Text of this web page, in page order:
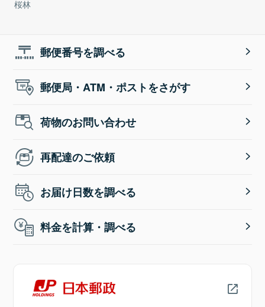
桜林
郵便番号を調べる
郵便局・ATM・ポストをさがす
荷物のお問い合わせ
再配達のご依頼
お届け日数を調べる
料金を計算・調べる